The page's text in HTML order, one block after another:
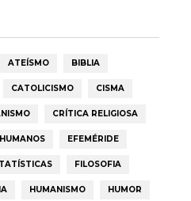
ATEÍSMO BIBLIA
CATOLICISMO CISMA
CRÍTICA RELIGIOSA
EFEMÉRIDE
FILOSOFIA
HUMANISMO HUMOR